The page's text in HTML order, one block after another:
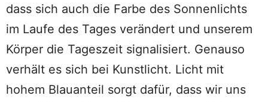
dass sich auch die Farbe des Sonnenlichts
im Laufe des Tages verändert und unserem
Körper die Tageszeit signalisiert. Genauso
verhält es sich bei Kunstlicht. Licht mit
hohem Blauanteil sorgt dafür, dass wir uns